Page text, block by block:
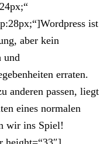
ist
aber kein
und
erraten.
anderen passen, liegt
eines normalen
wir ins Spiel!